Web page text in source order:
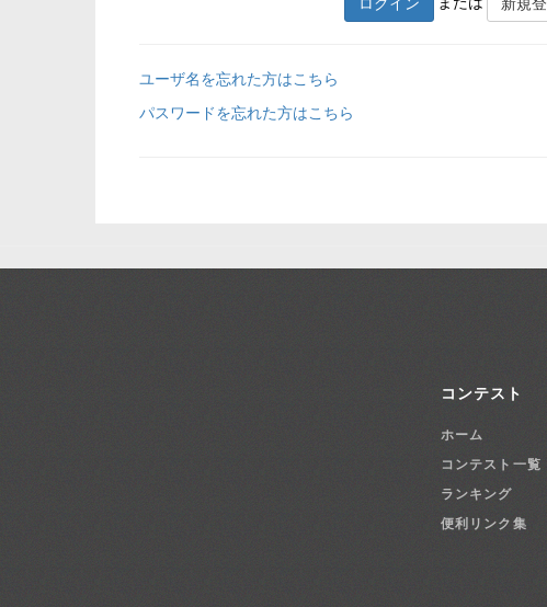
ユーザ名を忘れた方はこちら
パスワードを忘れた方はこちら
コンテスト
ホーム
コンテスト一覧
ランキング
便利リンク集